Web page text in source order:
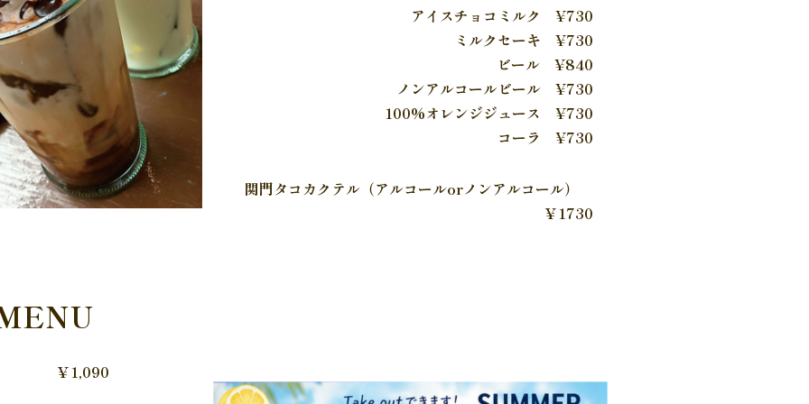
アイスチョコミルク ¥730
ミルクセーキ ¥730
ビール ¥840
ノンアルコールビール ¥730
100%オレンジジュース ¥730
コーラ ¥730
関門タコカクテル（アルコールorノンアルコール）
￥1730